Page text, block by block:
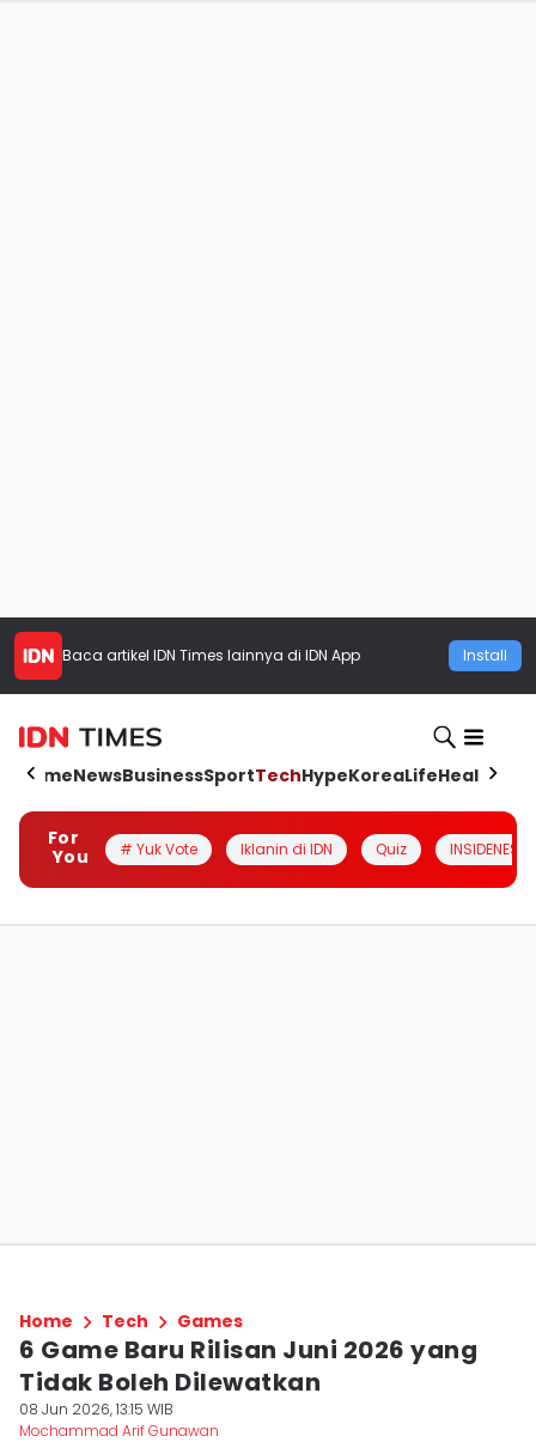
Baca artikel IDN Times lainnya di IDN App Install
HomeNewsBusinessSportTechHypeKoreaLifeHealth
For
You
# Yuk Vote Iklanin di IDN Quiz INSIDENESIA
Home Tech Games
6 Game Baru Rilisan Juni 2026 yang
Tidak Boleh Dilewatkan
08 Jun 2026, 13:15 WIB
Mochammad Arif Gunawan